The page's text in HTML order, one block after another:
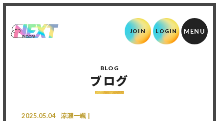
JOIN LOGIN
BLOG
ブログ
2025.05.04 涼瀬一颯